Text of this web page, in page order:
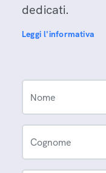
dedicati.
Leggi l'informativa
Nome
Cognome